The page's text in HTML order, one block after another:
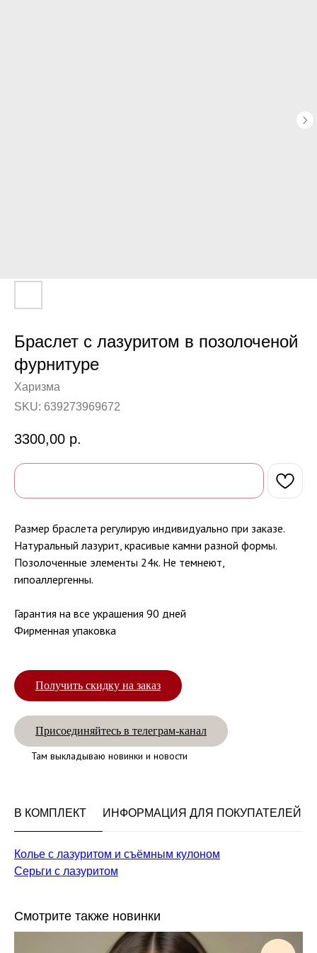
Браслет с лазуритом в позолоченой
фурнитуре
Харизма
SKU: 639273969672
3300,00 р.
Размер браслета регулирую индивидуально при заказе.
Натуральный лазурит, красивые камни разной формы.
Позолоченные элементы 24к. Не темнеют,
гипоаллергенны.
Гарантия на все украшения 90 дней
Фирменная упаковка
Получить скидку на заказ
Присоединяйтесь в телеграм-канал
Там выкладываю новинки и новости
В КОМПЛЕКТ ИНФОРМАЦИЯ ДЛЯ ПОКУПАТЕЛЕЙ
Колье с лазуритом и съёмным кулоном
Серьги с лазуритом
Смотрите также новинки